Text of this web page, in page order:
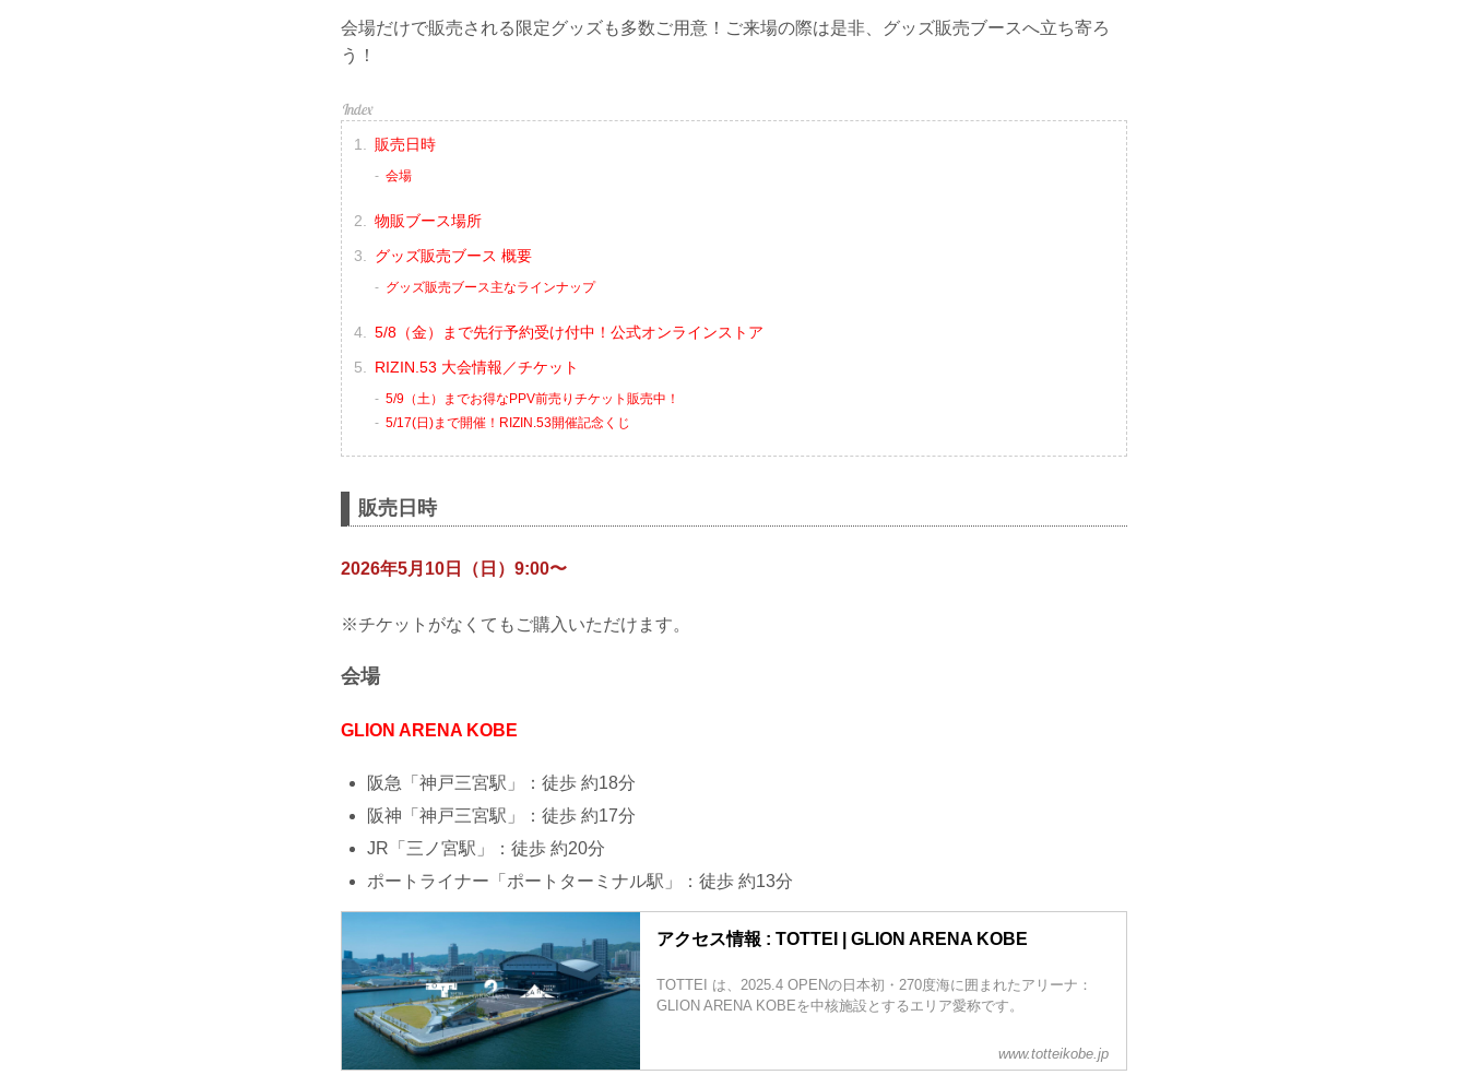
会場だけで販売される限定グッズも多数ご用意！ご来場の際は是非、グッズ販売ブースへ立ち寄ろ
う！
販売日時
会場
物販ブース場所
グッズ販売ブース 概要
グッズ販売ブース主なラインナップ
5/8（金）まで先行予約受け付中！公式オンラインストア
RIZIN.53 大会情報／チケット
5/9（土）までお得なPPV前売りチケット販売中！
5/17(日)まで開催！RIZIN.53開催記念くじ
販売日時
2026年5月10日（日）9:00〜
※チケットがなくてもご購入いただけます。
会場
GLION ARENA KOBE
阪急「神戸三宮駅」：徒歩 約18分
阪神「神戸三宮駅」：徒歩 約17分
JR「三ノ宮駅」：徒歩 約20分
ポートライナー「ポートターミナル駅」：徒歩 約13分
アクセス情報 : TOTTEI | GLION ARENA KOBE
TOTTEI は、2025.4 OPENの日本初・270度海に囲まれたアリーナ：
GLION ARENA KOBEを中核施設とするエリア愛称です。
www.totteikobe.jp